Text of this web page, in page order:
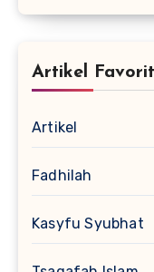
Artikel Favorit
Artikel
Fadhilah
Kasyfu Syubhat